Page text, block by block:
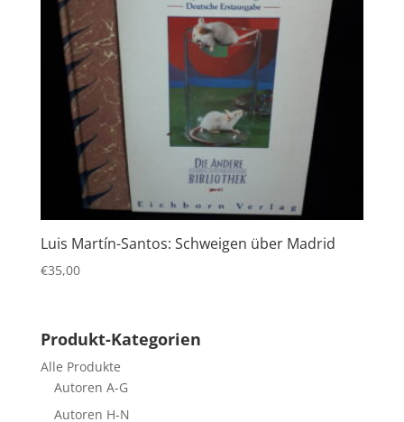
Luis Martín-Santos: Schweigen über Madrid
€35,00
Produkt-Kategorien
Alle Produkte
Autoren A-G
Autoren H-N